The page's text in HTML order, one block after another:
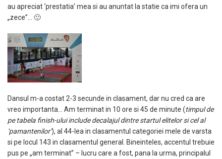
au apreciat ‘prestatia’ mea si au anuntat la statie ca imi ofera un
„zece”… 🙂
Dansul m-a costat 2-3 secunde in clasament, dar nu cred ca are
vreo importanta… Am terminat in 10 ore si 45 de minute (timpul de
pe tabela finish-ului include decalajul dintre startul elitelor si cel al
‘pamantenilor’), al 44-lea in clasamentul categoriei mele de varsta
si pe locul 143 in clasamentul general. Bineinteles, accentul trebuie
pus pe „am terminat” – lucru care a fost, pana la urma, principalul